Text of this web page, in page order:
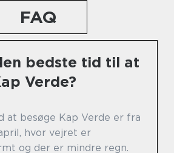
FAQ
bedste tid til at
Verde?
at besøge Kap Verde er fra
hvor vejret er
og der er mindre regn.